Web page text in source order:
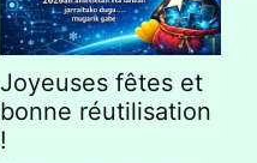
Joyeuses fêtes et
bonne réutilisation
!